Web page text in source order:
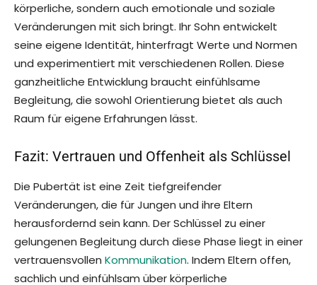
körperliche, sondern auch emotionale und soziale
Veränderungen mit sich bringt. Ihr Sohn entwickelt
seine eigene Identität, hinterfragt Werte und Normen
und experimentiert mit verschiedenen Rollen. Diese
ganzheitliche Entwicklung braucht einfühlsame
Begleitung, die sowohl Orientierung bietet als auch
Raum für eigene Erfahrungen lässt.
Fazit: Vertrauen und Offenheit als Schlüssel
Die Pubertät ist eine Zeit tiefgreifender
Veränderungen, die für Jungen und ihre Eltern
herausfordernd sein kann. Der Schlüssel zu einer
gelungenen Begleitung durch diese Phase liegt in einer
vertrauensvollen Kommunikation. Indem Eltern offen,
sachlich und einfühlsam über körperliche